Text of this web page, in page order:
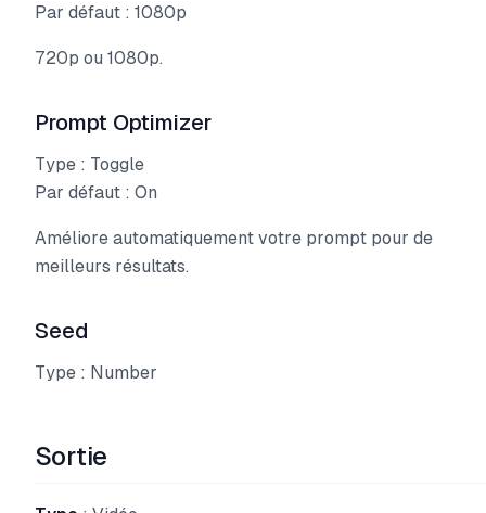
Par défaut : 1080p
720p ou 1080p.
Prompt Optimizer
Type : Toggle
Par défaut : On
Améliore automatiquement votre prompt pour de
meilleurs résultats.
Seed
Type : Number
Sortie